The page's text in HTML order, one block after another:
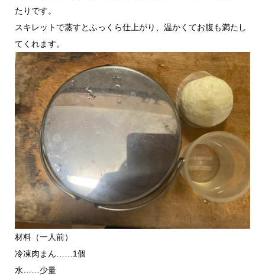
たりです。
スキレットで蒸すとふっくら仕上がり、温かくてお腹も満たし
てくれます。
材料（一人前）
冷凍肉まん……1個
水……少量